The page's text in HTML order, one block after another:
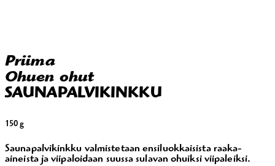
Priima
Ohuen ohut
SAUNAPALVIKINKKU
150 g
Saunapalvikinkku valmistetaan ensiluokkaisista raaka-
aineista ja viipaloidaan suussa sulavan ohuiksi viipaleiksi.